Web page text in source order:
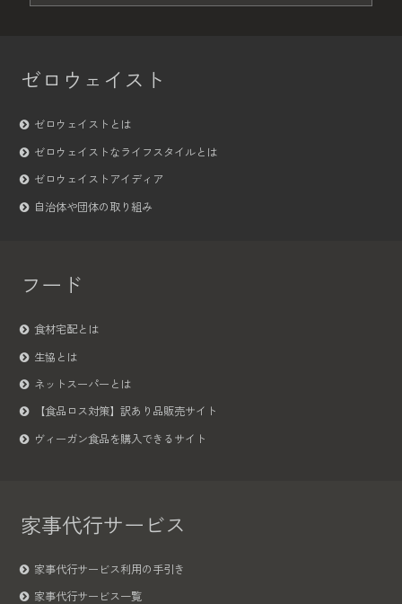
ゼロウェイスト
ゼロウェイストとは
ゼロウェイストなライフスタイルとは
ゼロウェイストアイディア
自治体や団体の取り組み
フード
食材宅配とは
生協とは
ネットスーパーとは
【食品ロス対策】訳あり品販売サイト
ヴィーガン食品を購入できるサイト
家事代行サービス
家事代行サービス利用の手引き
家事代行サービス一覧